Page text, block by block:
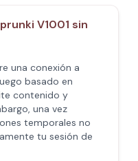
V1001 sin
una conexión a
basado en
contenido y
una vez
temporales no
tu sesión de